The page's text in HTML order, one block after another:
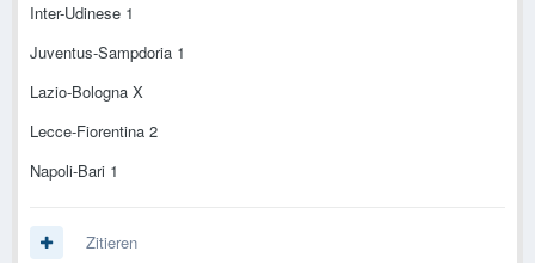
Inter-Udinese 1
Juventus-Sampdoria 1
Lazio-Bologna X
Lecce-Fiorentina 2
Napoli-Bari 1
Zitieren